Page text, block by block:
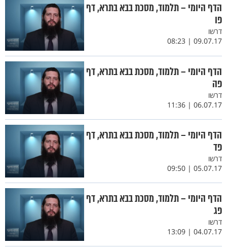
הדף היומי – תלמוד, מסכת בבא בתרא, דף
פו
דרשו
09.07.17 | 08:23
הדף היומי – תלמוד, מסכת בבא בתרא, דף
פה
דרשו
06.07.17 | 11:36
הדף היומי – תלמוד, מסכת בבא בתרא, דף
פד
דרשו
05.07.17 | 09:50
הדף היומי – תלמוד, מסכת בבא בתרא, דף
פג
דרשו
04.07.17 | 13:09